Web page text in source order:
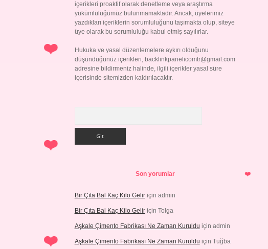
içerikleri proaktif olarak denetleme veya araştırma
yükümlülüğümüz bulunmamaktadır. Ancak, üyelerimiz
yazdıkları içeriklerin sorumluluğunu taşımakta olup, siteye
üye olarak bu sorumluluğu kabul etmiş sayılırlar.
Hukuka ve yasal düzenlemelere aykırı olduğunu
düşündüğünüz içerikleri, backlinkpanelicomtr@gmail.com
adresine bildirmeniz halinde, ilgili içerikler yasal süre
içerisinde sitemizden kaldırılacaktır.
Son yorumlar
Bir Çıta Bal Kaç Kilo Geliriçin admin
Bir Çıta Bal Kaç Kilo Geliriçin Tolga
Aşkale Çimento Fabrikası Ne Zaman Kuruldu için admin
Aşkale Çimento Fabrikası Ne Zaman Kuruldu için Tuğba